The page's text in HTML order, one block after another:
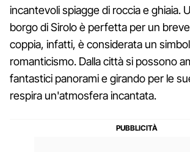
incantevoli spiagge di roccia e ghiaia.
borgo di Sirolo è perfetta per un
coppia, infatti, è considerata un
romanticismo. Dalla città si possono
fantastici panorami e girando per le
respira un'atmosfera incantata.